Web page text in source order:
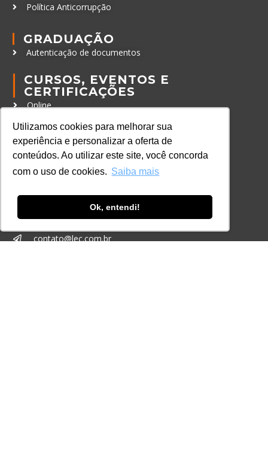
Utilizamos cookies para melhorar sua
experiência e personalizar a oferta de
conteúdos. Ao utilizar este site, você concorda
com o uso de cookies. Saiba mais
Ok, entendi!
Política Anticorrupção
GRADUAÇÃO
Autenticação de documentos
CURSOS, EVENTOS E
CERTIFICAÇÕES
Online
In Company
Eventos
Certificações
+55 11 98924-8322
contato@lec.com.br